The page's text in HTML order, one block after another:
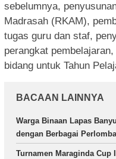
sebelumnya,
Madrasah (RKAM),
tugas guru dan staf,
perangkat
bidang untuk Tahun
BACAAN LAINNYA
Warga Binaan Lapas
dengan Berbagai
Turnamen Maraginda